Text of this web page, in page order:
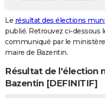
GUIDES D'ACHAT
BONS PLANS
CARTE DE VOEUX
Carte de Noël
Carte Bonne année
Carte Saint-Valentin
Carte Pâques
Carte d'anniversaire
DICTIONNAIRE
Le résultat des élections
publié. Retrouvez ci-dessous
communiqué par le
maire de Bazentin.
Résultat de l'élection
Bazentin [DEFINITIF]